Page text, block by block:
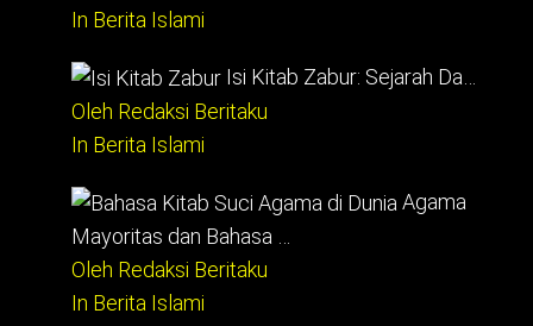
In Berita Islami
Isi Kitab Zabur: Sejarah Da…
Oleh Redaksi Beritaku
In Berita Islami
Agama
Mayoritas dan Bahasa …
Oleh Redaksi Beritaku
In Berita Islami